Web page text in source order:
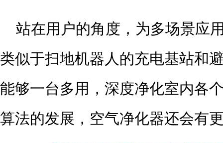
站在用户的角度，为多场景应
类似于扫地机器人的充电基站和
能够一台多用，深度净化室内各
算法的发展，空气净化器还会有